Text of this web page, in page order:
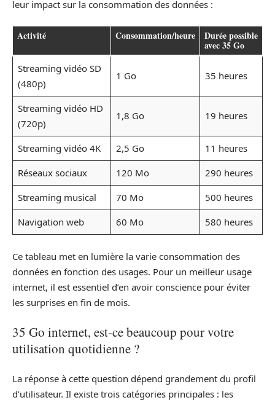
leur impact sur la consommation des données :
Activité Consommation/heure Durée possible
avec 35 Go
Streaming vidéo SD
(480p)
1 Go 35 heures
Streaming vidéo HD
(720p)
1,8 Go 19 heures
Streaming vidéo 4K 2,5 Go
11 heures
Réseaux sociaux
120 Mo
290 heures
Streaming musical
70 Mo
500 heures
Navigation web
60 Mo 580 heures
Ce tableau met en lumière la varie consommation des
données en fonction des usages. Pour un meilleur usage
internet, il est essentiel d’en avoir conscience pour éviter
les surprises en fin de mois.
35 Go internet, est-ce beaucoup pour votre
utilisation quotidienne ?
La réponse à cette question dépend grandement du profil
d’utilisateur. Il existe trois catégories principales : les